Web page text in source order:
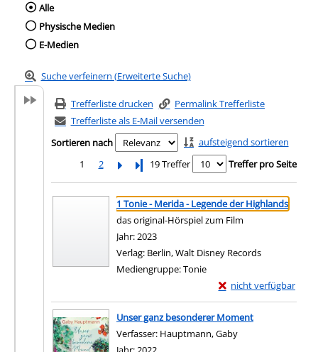
Wählen Sie die Medienart nach der Sie
Alle
Physische Medien
E-Medien
Suche verfeinern (Erweiterte Suche)
Trefferliste drucken
Permalink Trefferliste
Trefferliste als E-Mail versenden
Sortieren nach
aufsteigend sortieren
1
2 Letzte Seite
19 Treffer Treffer pro Seite
Suchergebnis
Zu den Suchfiltern springen
1 Tonie - Merida - Legende der Highlands
das original-Hörspiel zum Film
Suche nach diesem Verfasser
Jahr:2023
Verlag: Berlin, Walt Disney Records
Mediengruppe:Tonie
nicht verfügbar
Exemplar-Details von
Zum Download von
Unser ganz besonderer Moment
Verfasser: Hauptmann, Gaby